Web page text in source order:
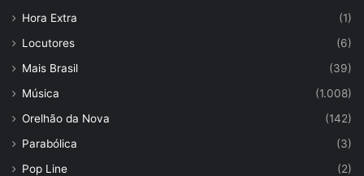
Hora Extra
(1)
Locutores
(6)
Mais Brasil
(39)
Música
(1.008)
Orelhão da Nova
(142)
Parabólica
(3)
Pop Line
(2)